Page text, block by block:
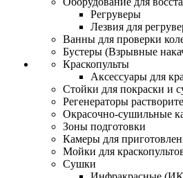
Регруверы
Лезвия для
Ванны для проверки
Бустеры (Взрывные
Краскопульты
Аксессуары для
Стойки для покраски и
Регенераторы
Окрасочно-сушильные
Зоны подготовки
Камеры для
Мойки для
Сушки